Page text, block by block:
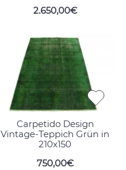
2.650,00€
Carpetido Design
Vintage-Teppich Grün in
210x150
750,00€